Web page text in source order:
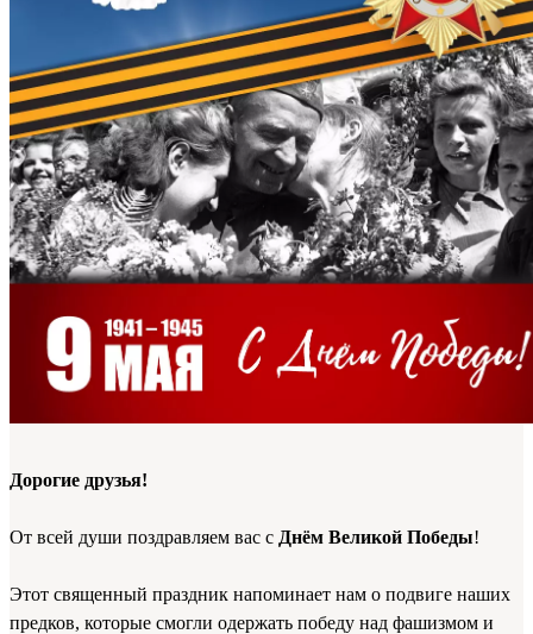
Дорогие друзья!
От всей души поздравляем вас с Днём Великой Победы!
Этот священный праздник напоминает нам о подвиге наших
предков, которые смогли одержать победу над фашизмом и